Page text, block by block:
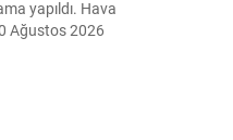
yapıldı. Hava
Ağustos 2026